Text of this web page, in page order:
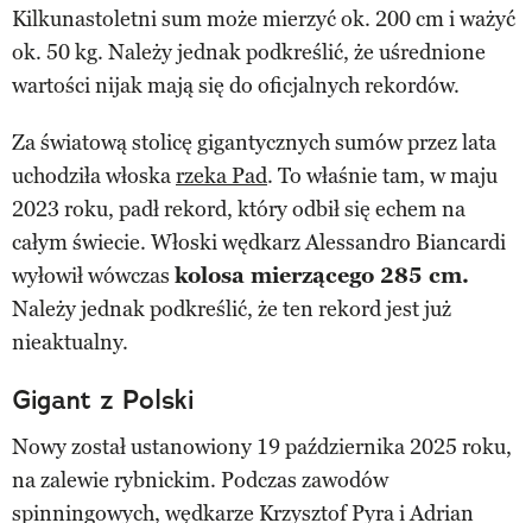
Kilkunastoletni sum może mierzyć ok. 200 cm i ważyć
ok. 50 kg. Należy jednak podkreślić, że uśrednione
wartości nijak mają się do oficjalnych rekordów.
Za światową stolicę gigantycznych sumów przez lata
uchodziła włoskarzeka Pad. To właśnie tam, w maju
2023 roku, padł rekord, który odbił się echem na
całym świecie. Włoski wędkarz Alessandro Biancardi
wyłowił wówczas kolosa mierzącego 285 cm.
Należy jednak podkreślić, że ten rekord jest już
nieaktualny.
Gigant z Polski
Nowy został ustanowiony 19 października 2025 roku,
na zalewie rybnickim. Podczas zawodów
spinningowych, wędkarze Krzysztof Pyra i Adrian